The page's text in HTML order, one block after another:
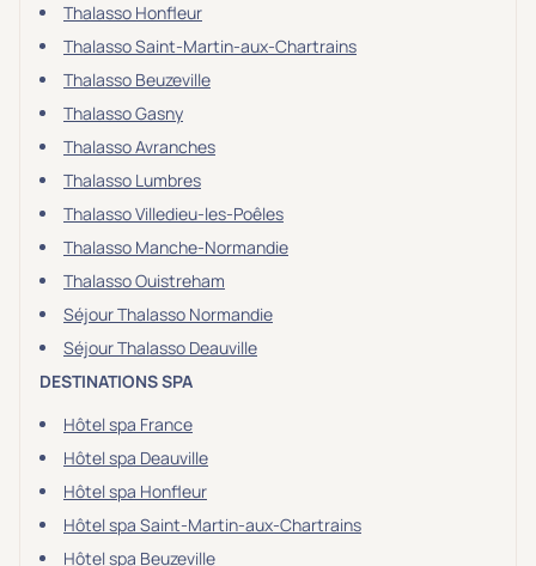
Thalasso Honfleur
Thalasso Saint-Martin-aux-Chartrains
Thalasso Beuzeville
Thalasso Gasny
Thalasso Avranches
Thalasso Lumbres
Thalasso Villedieu-les-Poêles
Thalasso Manche-Normandie
Thalasso Ouistreham
Séjour Thalasso Normandie
Séjour Thalasso Deauville
DESTINATIONS SPA
Hôtel spa France
Hôtel spa Deauville
Hôtel spa Honfleur
Hôtel spa Saint-Martin-aux-Chartrains
Hôtel spa Beuzeville